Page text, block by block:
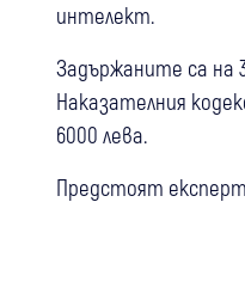
интелект.
Задържаните са на
Наказателния
6000 лева.
Предстоят